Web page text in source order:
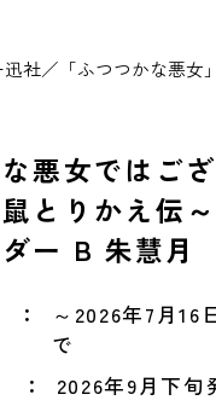
社／「ふつつかな悪女
悪女ではご
とりかえ伝
ー B 朱慧月
～2026年7月16
で
2026年9月下旬